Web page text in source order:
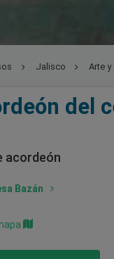
Jalisco Arte y
del
acordeón
Bazán